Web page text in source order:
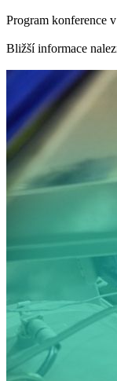
Program konference
Bližší informace